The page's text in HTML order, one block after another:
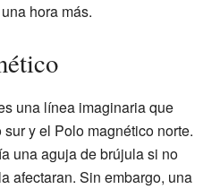
hora más.
una línea imaginaria que
y el Polo magnético norte.
una aguja de brújula si no
afectaran. Sin embargo, una